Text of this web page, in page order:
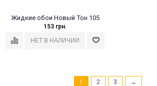
Жидкие обои Новый Тон 105
153 грн.
1 2 3 →